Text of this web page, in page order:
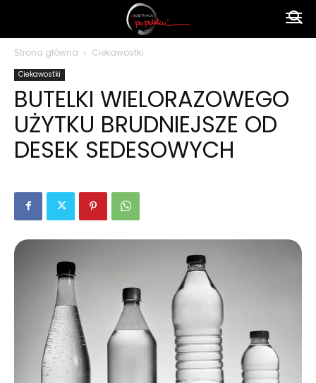
polsku
Strona główna Ciekawostki
Ciekawostki
BUTELKI WIELORAZOWEGO
UŻYTKU BRUDNIEJSZE OD
DESEK SEDESOWYCH